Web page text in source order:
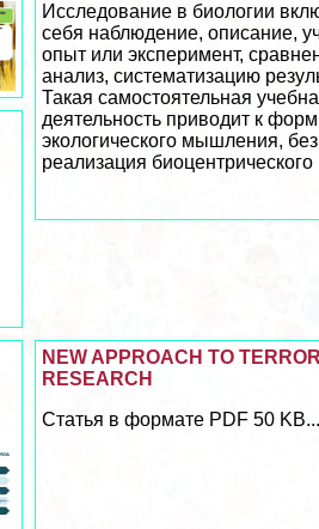
Исследование в биологии
себя наблюдение, описание,
опыт или эксперимент,
анализ, систематизацию
Такая самостоятельная
деятельность приводит к
экологического мышления,
реализация
NEW APPROACH TO
RESEARCH
Статья в формате PDF 50 KB...